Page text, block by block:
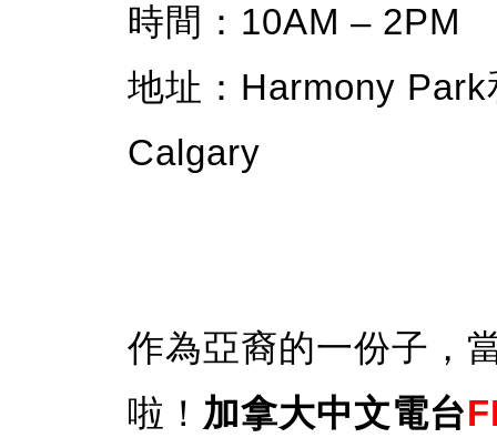
時間：10AM – 2PM
地址：Harmony
Calgary
作為亞裔的一份子，
啦！ 加拿大中文電台